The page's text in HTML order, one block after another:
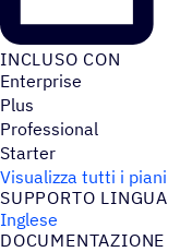
INCLUSO CON
Enterprise
Plus
Professional
Starter
Visualizza tutti i piani
SUPPORTO LINGUA
Inglese
DOCU­MEN­TA­ZIONE